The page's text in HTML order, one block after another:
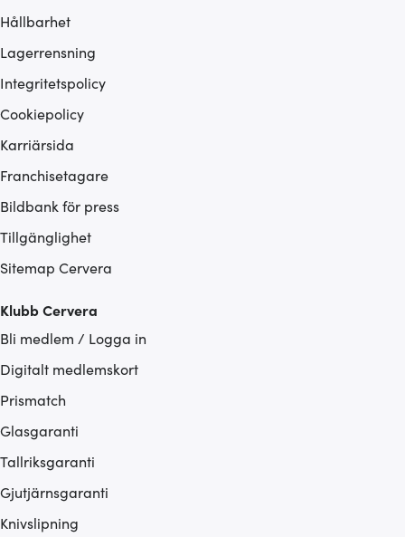
Hållbarhet
Lagerrensning
Integritetspolicy
Cookiepolicy
Karriärsida
Franchisetagare
Bildbank för press
Tillgänglighet
Sitemap Cervera
Klubb Cervera
Bli medlem / Logga in
Digitalt medlemskort
Prismatch
Glasgaranti
Tallriksgaranti
Gjutjärnsgaranti
Knivslipning